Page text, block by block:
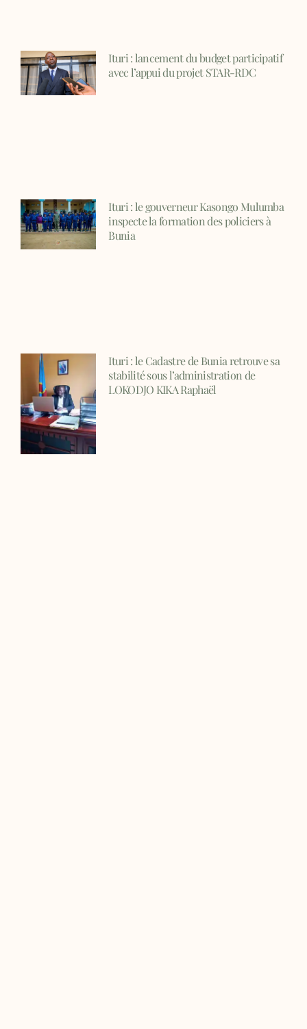
Ituri : lancement du budget participatif
avec l’appui du projet STAR-RDC
Ituri : le gouverneur Kasongo Mulumba
inspecte la formation des policiers à
Bunia
Ituri : le Cadastre de Bunia retrouve sa
stabilité sous l’administration de
LOKODJO KIKA Raphaël